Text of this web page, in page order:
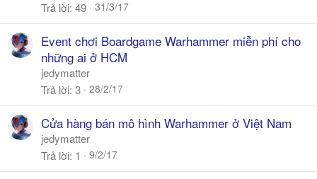
Trả lời 49 31/3/17
Event chơi Boardgame Warhammer miễn phí cho
những ai ở HCM
jedymatter
Trả lời 3 28/2/17
Cửa hàng bán mô hình Warhammer ở Việt Nam
jedymatter
Trả lời 1 9/2/17